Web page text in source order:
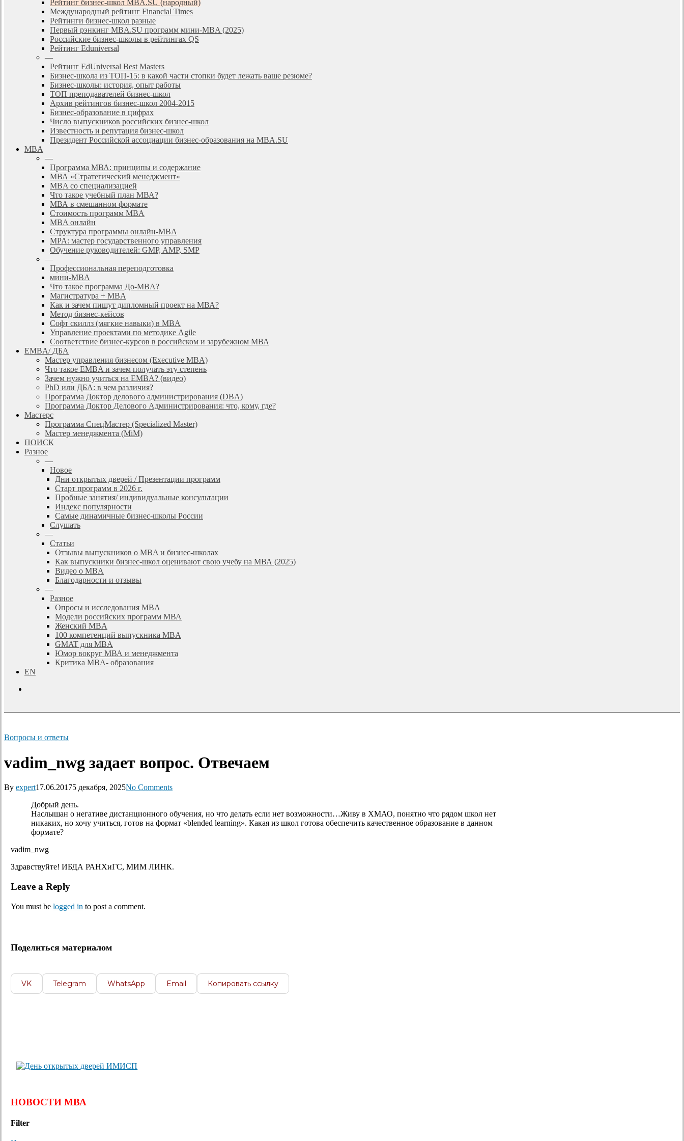
Рейтинг бизнес-школ MBA.SU (народный)
Международный рейтинг Financial Times
Рейтинги бизнес-школ разные
Первый рэнкинг MBA.SU программ мини-MBA (2025)
Российские бизнес-школы в рейтингах QS
Рейтинг Eduniversal
—
Рейтинг EdUniversal Best Masters
Бизнес-школа из ТОП-15: в какой части стопки будет лежать ваше резюме?
Бизнес-школы: история, опыт работы
ТОП преподавателей бизнес-школ
Архив рейтингов бизнес-школ 2004-2015
Бизнес-образование в цифрах
Число выпускников российских бизнес-школ
Известность и репутация бизнес-школ
Президент Российской ассоциации бизнес-образования на MBA.SU
MBA
—
Программа МВА: принципы и содержание
МВА «Cтратегический менеджмент»
MBA со специализацией
Что такое учебный план МВА?
МВА в смешанном формате
Стоимость программ MBA
MBA онлайн
Cтруктура программы онлайн-MBA
MPA: мастер государственного управления
Обучение руководителей: GMP, AMP, SMP
—
Профессиональная переподготовка
мини-MBA
Что такое программа До-MBA?
Магистратура + MBA
Как и зачем пишут дипломный проект на МВА?
Метод бизнес-кейсов
Софт скиллз (мягкие навыки) в MBA
Управление проектами по методике Agile
Соответствие бизнес-курсов в российском и зарубежном МВА
EMBA/ ДБA
Мастер управления бизнесом (Executive MBA)
Что такое EMBA и зачем получать эту степень
Зачем нужно учиться на EMBA? (видео)
PhD или ДБА: в чем различия?
Программа Доктор делового администрирования (DBА)
Программа Доктор Делового Администрирования: что, кому, где?
Мастерс
Программа СпецМастер (Specialized Master)
Мастер менеджмента (MiM)
ПОИСК
Разное
—
Новое
Дни открытых дверей / Презентации программ
Старт программ в 2026 г.
Пробные занятия/ индивидуальные консультации
Индекс популярности
Самые динамичные бизнес-школы России
Слушать
—
Статьи
Отзывы выпускников о MBA и бизнес-школах
Как выпускники бизнес-школ оценивают свою учебу на МВА (2025)
Видео о MBA
Благодарности и отзывы
—
Разное
Опросы и исследования MBA
Модели российских программ МВА
Женский MBA
100 компетенций выпускника MBA
GMAT для MBA
Юмор вокруг МВА и менеджмента
Критика MBA- образования
EN
Вопросы и ответы
vadim_nwg задает вопрос. Отвечаем
By expert17.06.20175 декабря, 2025No Comments
Добрый день.
Наслышан о негативе дистанционного обучения, но что делать если нет возможности…Живу в ХМАО, понятно что рядом школ нет
никаких, но хочу учиться, готов на формат «blended learning». Какая из школ готова обеспечить качественное образование в данном
формате?
vadim_nwg
Здравствуйте! ИБДА РАНХиГС, МИМ ЛИНК.
Leave a Reply
You must belogged in to post a comment.
Поделиться материалом
VK Telegram WhatsApp Email Копировать ссылку
НОВОСТИ МВА
Filter